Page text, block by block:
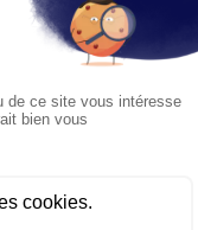
26 minutes
expérience
par des témoins.
page de l'émission